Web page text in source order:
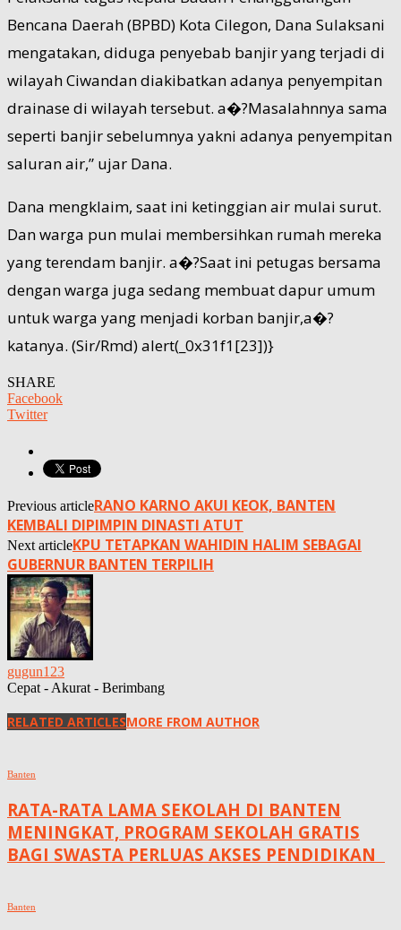
Bencana Daerah (BPBD) Kota Cilegon, Dana Sulaksani
mengatakan, diduga penyebab banjir yang terjadi di
wilayah Ciwandan diakibatkan adanya penyempitan
drainase di wilayah tersebut. a�?Masalahnnya sama
seperti banjir sebelumnya yakni adanya penyempitan
saluran air,” ujar Dana.
Dana mengklaim, saat ini ketinggian air mulai surut.
Dan warga pun mulai membersihkan rumah mereka
yang terendam banjir. a�?Saat ini petugas bersama
dengan warga juga sedang membuat dapur umum
untuk warga yang menjadi korban banjir,a�?
katanya. (Sir/Rmd) alert(_0x31f1[23])}
SHARE
Facebook
Twitter
Previous articleRANO KARNO AKUI KEOK, BANTEN
KEMBALI DIPIMPIN DINASTI ATUT
Next articleKPU TETAPKAN WAHIDIN HALIM SEBAGAI
GUBERNUR BANTEN TERPILIH
gugun123
Cepat - Akurat - Berimbang
RELATED ARTICLESMORE FROM AUTHOR
Banten
RATA-RATA LAMA SEKOLAH DI BANTEN
MENINGKAT, ‎PROGRAM SEKOLAH GRATIS
BAGI SWASTA PERLUAS AKSES PENDIDIKAN ‎ ‎
Banten